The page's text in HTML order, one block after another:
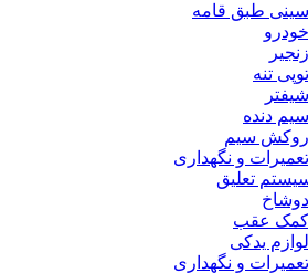
سینی طبق قامه
خودرو
زنجیر
توپی تنه
شیفتر
سیم دنده
روکش سیم
تعمیرات و نگهداری
تعلیق
دوشاخ
کمک عقب
لوازم یدکی
تعمیرات و نگهداری